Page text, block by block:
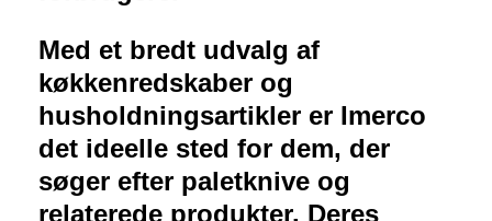
Med et bredt udvalg af
køkkenredskaber og
husholdningsartikler er Imerco
det ideelle sted for dem, der
søger efter paletknive og
relaterede produkter. Deres